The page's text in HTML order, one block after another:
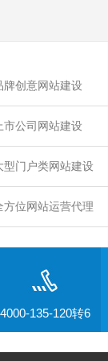
牌创意网站建设
市公司网站建设
型门户类网站建设
方位网站运营代理
4000-135-120转6